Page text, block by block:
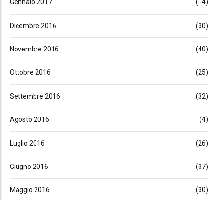
Gennaio 2017 (14)
Dicembre 2016 (30)
Novembre 2016 (40)
Ottobre 2016 (25)
Settembre 2016 (32)
Agosto 2016 (4)
Luglio 2016 (26)
Giugno 2016 (37)
Maggio 2016 (30)